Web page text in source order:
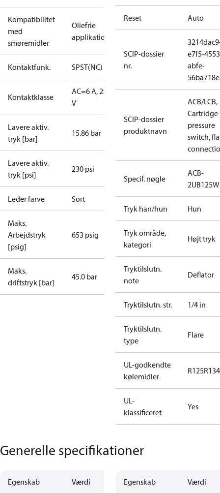
Kompatibilitet
med
smøremidler
Oliefrie
applikationer
Kontaktfunk. SPST(NC)
Kontaktklasse
AC=6 A, 250
V
Lavere aktiv.
tryk [bar]
15.86 bar
Lavere aktiv.
tryk [psi]
230 psi
Leder farve Sort
Maks.
Arbejdstryk
[psig]
653 psig
Maks.
driftstryk [bar]
45.0 bar
Reset Auto
SCIP-dossier
nr.
e7f5-
abfe-
SCIP-dossier
produktnavn
ACB/LCB,
Cartridge
pressure
switch,
Specif. nøgle
ACB-
2UB125W
Tryk han/hun Hun
Tryk område,
kategori
Højt tryk
Tryktilslutn.
note
Deflator
Tryktilslutn. str. 1/4 in
Tryktilslutn.
type
Flare
UL-godkendte
kølemidler
R125
UL-
klassificeret
Yes
Generelle specifikationer
Egenskab Værdi Egenskab Værdi